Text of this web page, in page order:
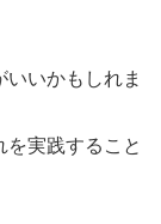
いかもしれま
実践すること